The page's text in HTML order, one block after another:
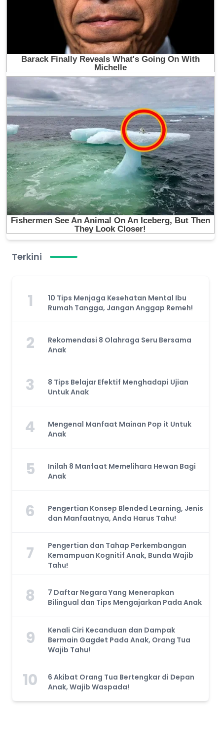
Terkini
1
10 Tips Menjaga Kesehatan Mental Ibu
Rumah Tangga, Jangan Anggap Remeh!
2
Rekomendasi 8 Olahraga Seru Bersama
Anak
3
8 Tips Belajar Efektif Menghadapi Ujian
Untuk Anak
4
Mengenal Manfaat Mainan Pop it Untuk
Anak
5
Inilah 8 Manfaat Memelihara Hewan Bagi
Anak
6
Pengertian Konsep Blended Learning, Jenis
dan Manfaatnya, Anda Harus Tahu!
7
Pengertian dan Tahap Perkembangan
Kemampuan Kognitif Anak, Bunda Wajib
Tahu!
8
7 Daftar Negara Yang Menerapkan
Bilingual dan Tips Mengajarkan Pada Anak
9
Kenali Ciri Kecanduan dan Dampak
Bermain Gagdet Pada Anak, Orang Tua
Wajib Tahu!
10
6 Akibat Orang Tua Bertengkar di Depan
Anak, Wajib Waspada!